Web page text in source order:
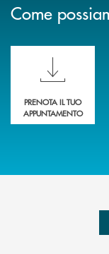
Come
Scopri le funzionalità
PRENOTA IL TUO
APPUNTAMENTO